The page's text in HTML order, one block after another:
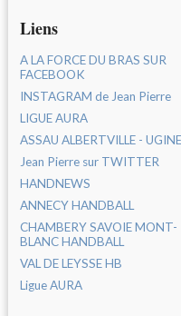
Liens
A LA FORCE DU BRAS SUR
FACEBOOK
INSTAGRAM de Jean Pierre
LIGUE AURA
ASSAU ALBERTVILLE - UGINE
Jean Pierre sur TWITTER
HANDNEWS
ANNECY HANDBALL
CHAMBERY SAVOIE MONT-
BLANC HANDBALL
VAL DE LEYSSE HB
Ligue AURA